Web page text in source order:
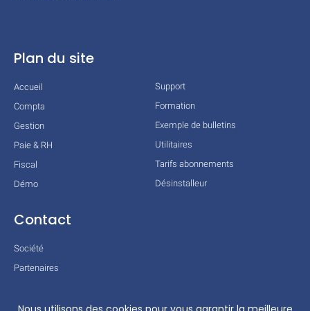
Plan du site
Accueil
Compta
Gestion
Paie & RH
Fiscal
Démo
Support
Formation
Exemple de bulletins
Utilitaires
Tarifs abonnements
Désinstalleur
Contact
Société
Partenaires
Mentions légales